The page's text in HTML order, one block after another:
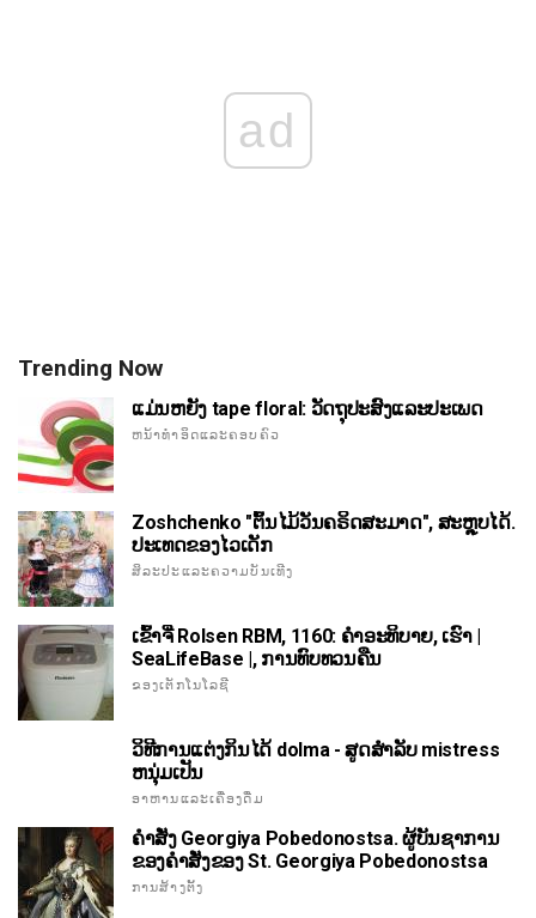
ad
Trending Now
ແມ່ນຫຍັງ tape floral: ວັດຖຸປະສົງແລະປະເພດ
ຫນ້າທໍາອິດແລະຄອບຄົວ
Zoshchenko "ຕົ້ນໄມ້ວັນຄຣິດສະມາດ", ສະຫຼຸບໄດ້.
ປະເທດຂອງໄວເດັກ
ສິລະປະແລະຄວາມບັນເທີງ
ເຂົ້າຈີ່ Rolsen RBM, 1160: ຄໍາອະທິບາຍ, ເຮົາ |
SeaLifeBase |, ການທົບທວນຄືນ
ຂອງເຕັກໂນໂລຊີ
ວິທີການແຕ່ງກິນໄດ້ dolma - ສູດສໍາລັບ mistress
ຫນຸ່ມເປັນ
ອາຫານແລະເຄື່ອງດື່ມ
ຄໍາສັ່ງ Georgiya Pobedonostsa. ຜູ້ບັນຊາການ
ຂອງຄໍາສັ່ງຂອງ St. Georgiya Pobedonostsa
ການສ້າງຕັ້ງ